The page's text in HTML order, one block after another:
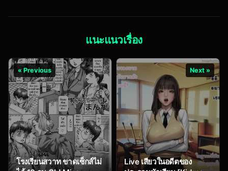
Mitsubana~ |
Obscene Lady 3 –
Astrayed Evening
Nectar~
แนะแนวเรื่อง
« Previous
โรงเรียนสวาท ขาดเซ็กส์ไม่
Next »
Live เสียวในอดีตของ